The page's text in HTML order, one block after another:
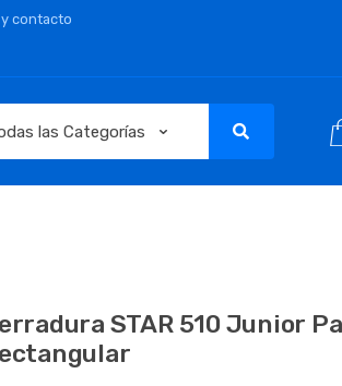
contacto
STAR 510 Junior